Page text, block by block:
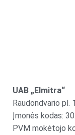
UAB „Elmitra“
Raudondvario pl.
Įmonės kodas:
PVM mokėtojo